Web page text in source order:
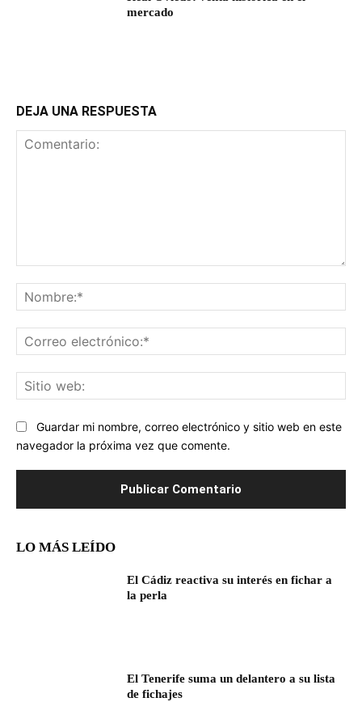
mercado
DEJA UNA RESPUESTA
Guardar mi nombre, correo electrónico y sitio web en este
navegador la próxima vez que comente.
LO MÁS LEÍDO
El Cádiz reactiva su interés en fichar a
la perla
El Tenerife suma un delantero a su lista
de fichajes